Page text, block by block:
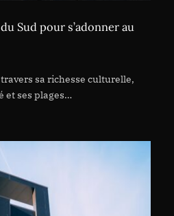
Sud pour s’adonner au
sa richesse culturelle,
et ses plages…